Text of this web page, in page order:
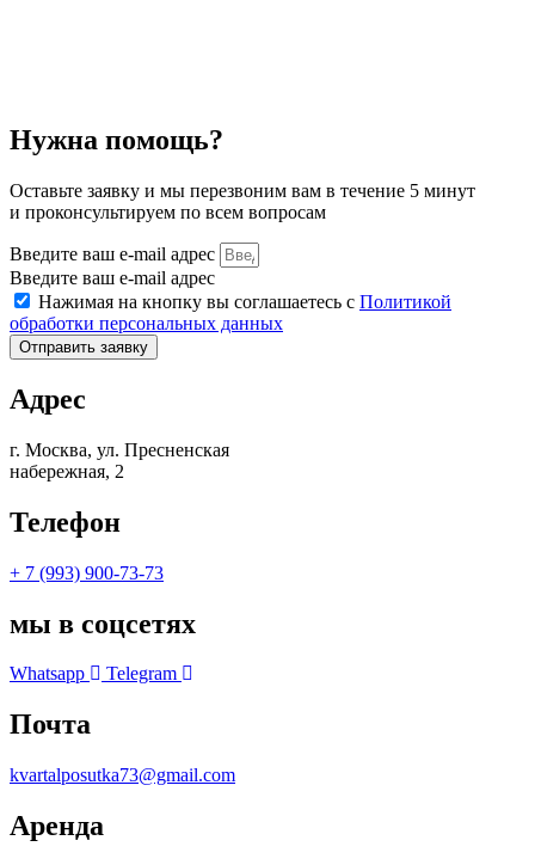
Нужна помощь?
Оставьте заявку и мы перезвоним вам в течение 5 минут
и проконсультируем по всем вопросам
Введите ваш e-mail адрес
Введите ваш e-mail адрес
Нажимая на кнопку вы соглашаетесь с Политикой
обработки персональных данных
Отправить заявку
Адрес
г. Москва, ул. Пресненская
набережная, 2
Телефон
+ 7 (993) 900-73-73
мы в соцсетях
Whatsapp Telegram
Почта
kvartalposutka73@gmail.com
Аренда